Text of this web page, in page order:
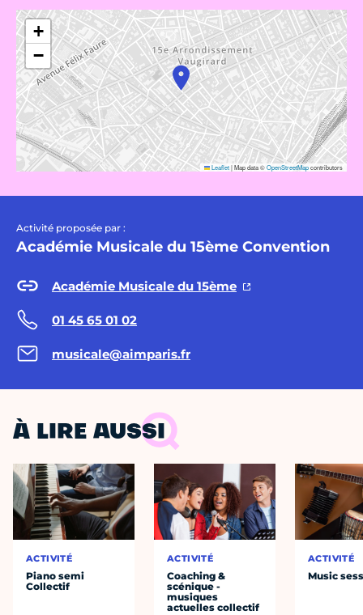
+
−
Leaflet|Map data ©OpenStreetMapcontributors
Activité proposée par :
Académie Musicale du 15ème Convention
Académie Musicale du 15ème
01 45 65 01 02
musicale@aimparis.fr
À LIRE AUSSI
ACTIVITÉ
Piano semi
Collectif
ACTIVITÉ
Coaching &
scénique -
musiques
actuelles collectif
ACTIVITÉ
Music